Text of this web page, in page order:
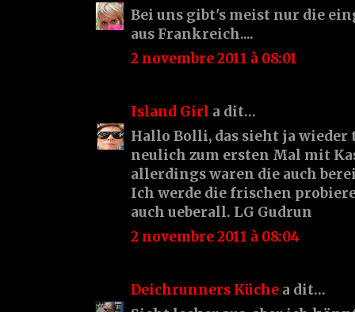
Bei uns gibt's meist nur die
aus Frankreich....
2 novembre 2011 à 08:01
Island Girl a dit…
Hallo Bolli, das sieht ja wieder
neulich zum ersten Mal mit
allerdings waren die auch
Ich werde die frischen
auch ueberall. LG Gudrun
2 novembre 2011 à 08:04
Deichrunners Küche a dit…